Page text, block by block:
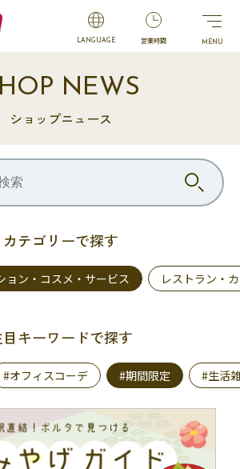
LANGUAGE 営業時間
NEWS
ショップニュース
カテゴリーで探す
ョン・コスメ・サービス レストラン・
キーワードで探す
#オフィスコーデ #期間限定 #生活